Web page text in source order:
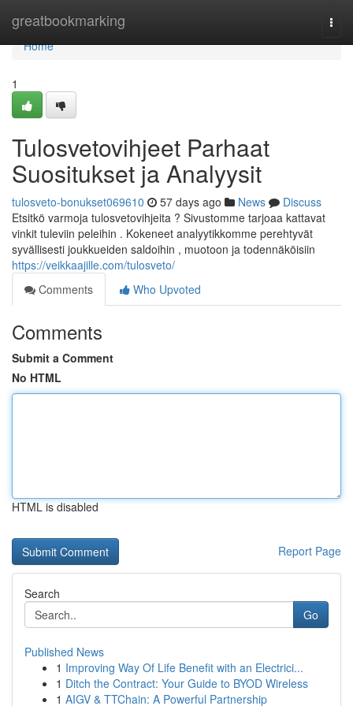
greatbookmarking
Home
Home
1
Tulosvetovihjeet Parhaat
Suositukset ja Analyysit
tulosveto-bonukset069610 57 days ago News
Discuss
Etsitkö varmoja tulosvetovihjeita ? Sivustomme tarjoaa kattavat
vinkit tuleviin peleihin . Kokeneet analyytikkomme perehtyvät
syvällisesti joukkueiden saldoihin , muotoon ja todennäköisiin
https://veikkaajille.com/tulosveto/
Comments
Who Upvoted
Comments
Submit a Comment
No HTML
HTML is disabled
Report Page
Search
Go
Published News
1 Improving Way Of Life Benefit with an Electrici...
1 Ditch the Contract: Your Guide to BYOD Wireless
1 AIGV & TTChain: A Powerful Partnership